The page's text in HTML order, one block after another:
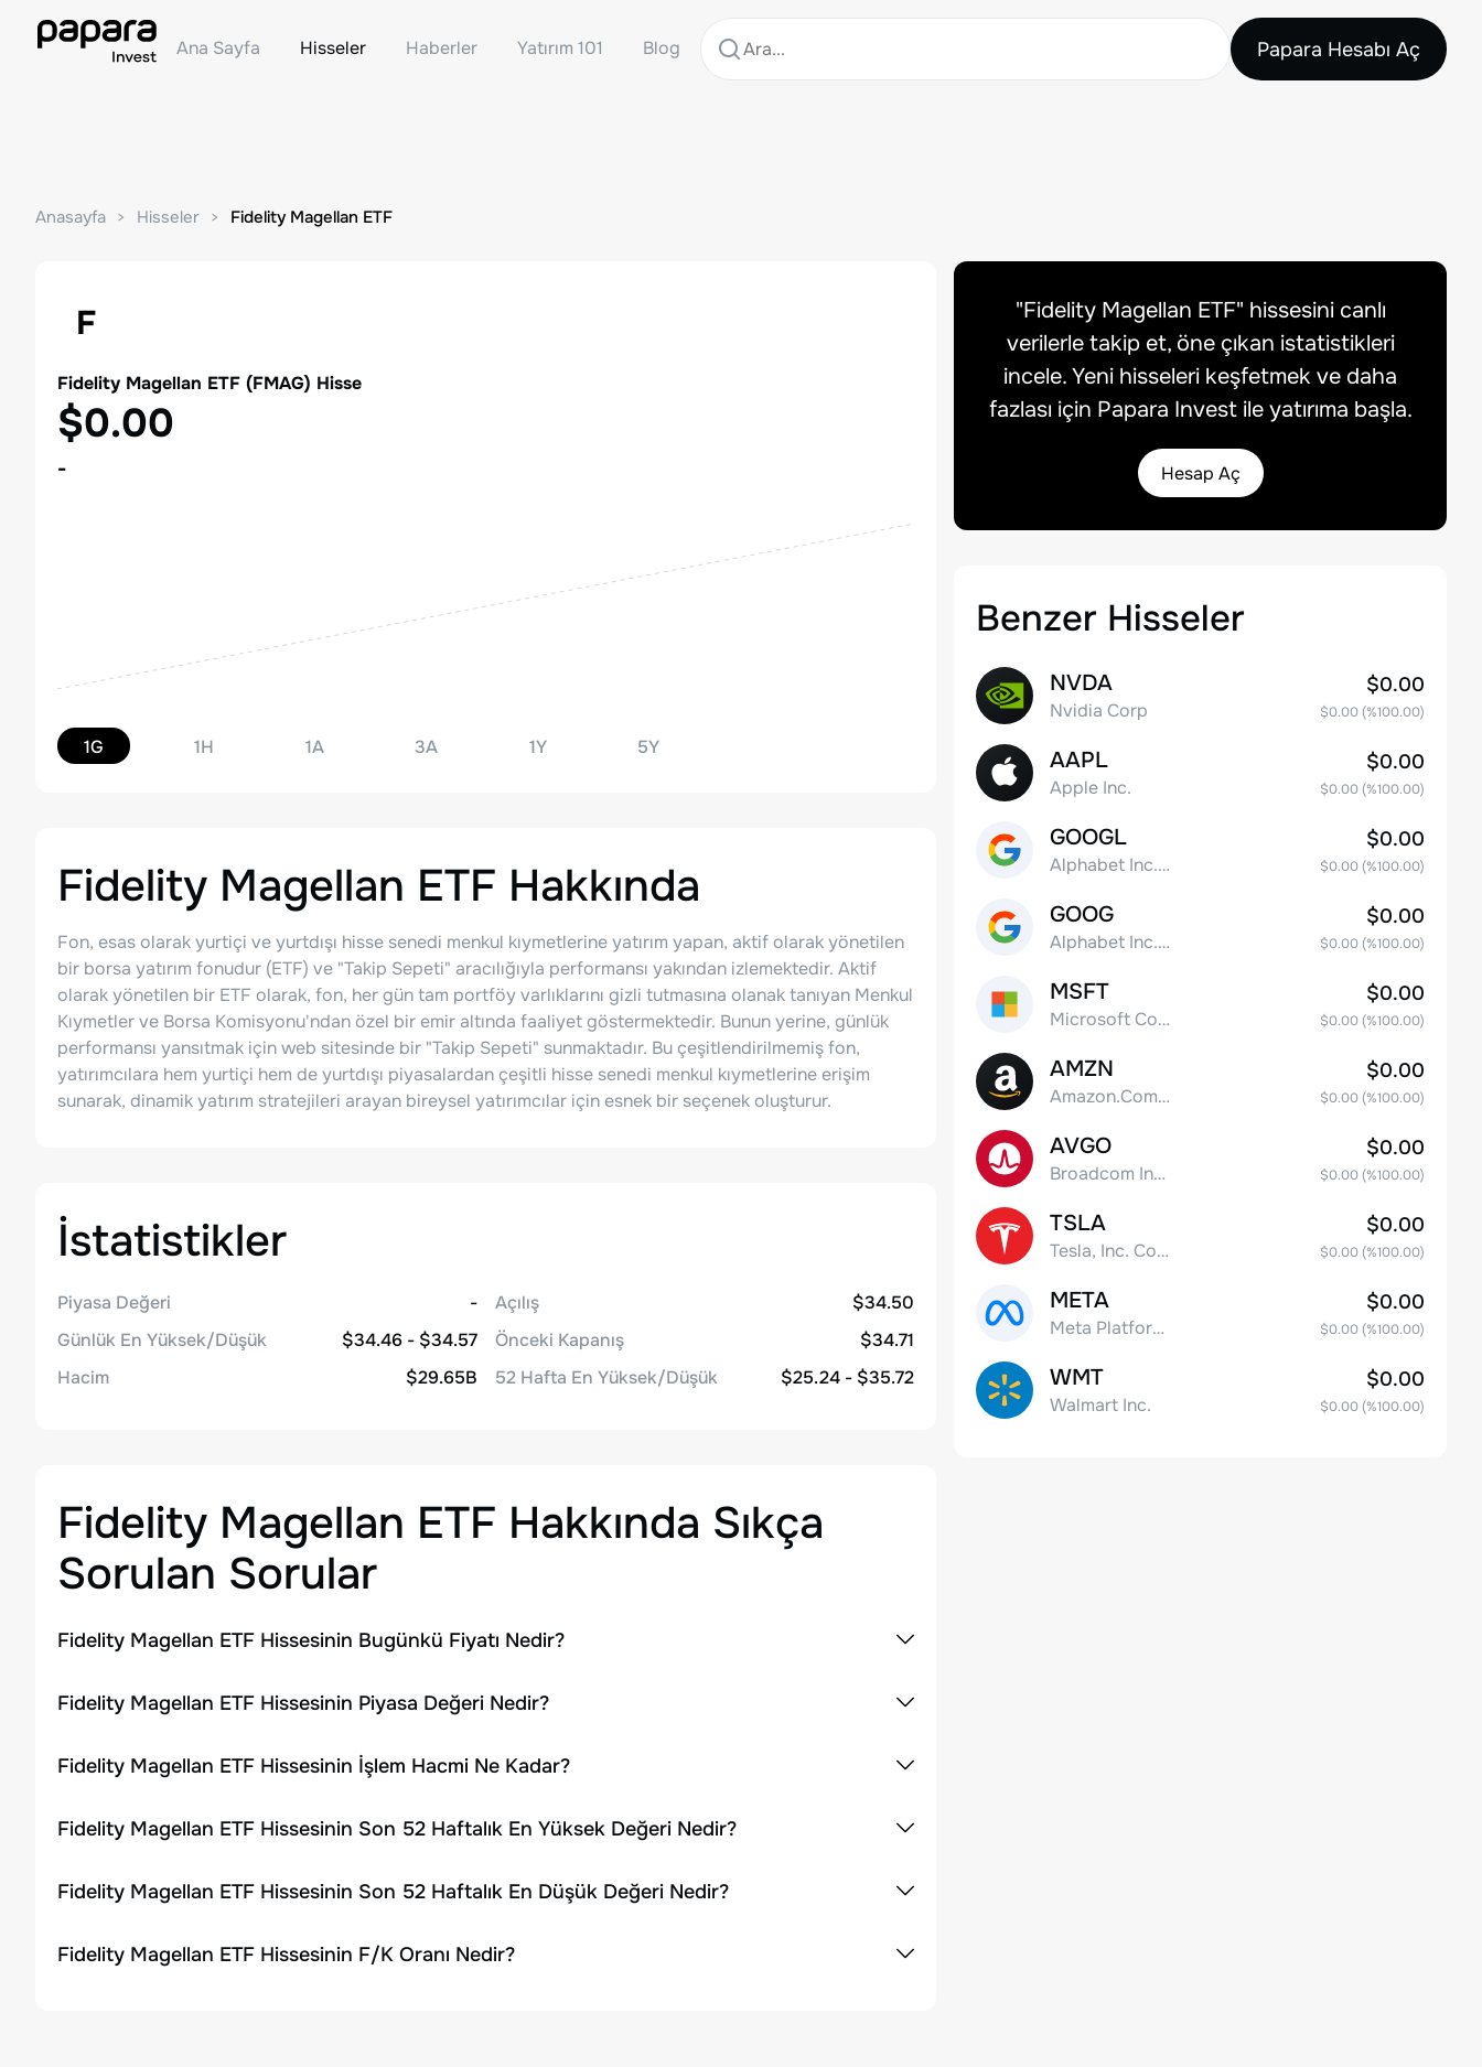
Ana Sayfa Hisseler Haberler Yatırım 101 Blog Papara Hesabı Aç
Anasayfa Hisseler Fidelity Magellan ETF
F
Fidelity Magellan ETF (FMAG) Hisse
$0.00
-
1G 1H 1A 3A 1Y 5Y
Fidelity Magellan ETF Hakkında
Fon, esas olarak yurtiçi ve yurtdışı hisse senedi menkul kıymetlerine yatırım yapan, aktif olarak yönetilen
bir borsa yatırım fonudur (ETF) ve "Takip Sepeti" aracılığıyla performansı yakından izlemektedir. Aktif
olarak yönetilen bir ETF olarak, fon, her gün tam portföy varlıklarını gizli tutmasına olanak tanıyan Menkul
Kıymetler ve Borsa Komisyonu'ndan özel bir emir altında faaliyet göstermektedir. Bunun yerine, günlük
performansı yansıtmak için web sitesinde bir "Takip Sepeti" sunmaktadır. Bu çeşitlendirilmemiş fon,
yatırımcılara hem yurtiçi hem de yurtdışı piyasalardan çeşitli hisse senedi menkul kıymetlerine erişim
sunarak, dinamik yatırım stratejileri arayan bireysel yatırımcılar için esnek bir seçenek oluşturur.
İstatistikler
Piyasa Değeri
-
Günlük En Yüksek/Düşük
$34.46 - $34.57
Hacim
$29.65B
Açılış
$34.50
Önceki Kapanış
$34.71
52 Hafta En Yüksek/Düşük
$25.24 - $35.72
Fidelity Magellan ETF Hakkında Sıkça
Sorulan Sorular
Fidelity Magellan ETF Hissesinin Bugünkü Fiyatı Nedir?
Fidelity Magellan ETF Hissesinin Piyasa Değeri Nedir?
Fidelity Magellan ETF Hissesinin İşlem Hacmi Ne Kadar?
Fidelity Magellan ETF Hissesinin Son 52 Haftalık En Yüksek Değeri Nedir?
Fidelity Magellan ETF Hissesinin Son 52 Haftalık En Düşük Değeri Nedir?
Fidelity Magellan ETF Hissesinin F/K Oranı Nedir?
"Fidelity Magellan ETF" hissesini canlı
verilerle takip et, öne çıkan istatistikleri
incele. Yeni hisseleri keşfetmek ve daha
fazlası için Papara Invest ile yatırıma başla.
Hesap Aç
Benzer Hisseler
NVDA
Nvidia Corp
$0.00
$0.00(%100.00)
AAPL
Apple Inc.
$0.00
$0.00(%100.00)
GOOGL
Alphabet Inc. Class A Common Stock
$0.00
$0.00(%100.00)
GOOG
Alphabet Inc. Class C Capital Stock
$0.00
$0.00(%100.00)
MSFT
Microsoft Corp
$0.00
$0.00(%100.00)
AMZN
Amazon.Com Inc
$0.00
$0.00(%100.00)
AVGO
Broadcom Inc. Common Stock
$0.00
$0.00(%100.00)
TSLA
Tesla, Inc. Common Stock
$0.00
$0.00(%100.00)
META
Meta Platforms, Inc. Class A Common Stock
$0.00
$0.00(%100.00)
WMT
Walmart Inc.
$0.00
$0.00(%100.00)